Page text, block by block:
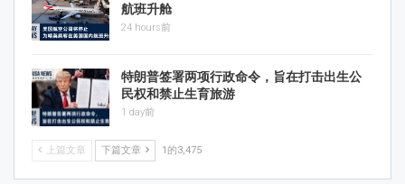
航班升舱
24 hours前
特朗普签署两项行政命令，旨在打击出生公
民权和禁止生育旅游
1 day前
上篇文章 下篇文章 1的3,475